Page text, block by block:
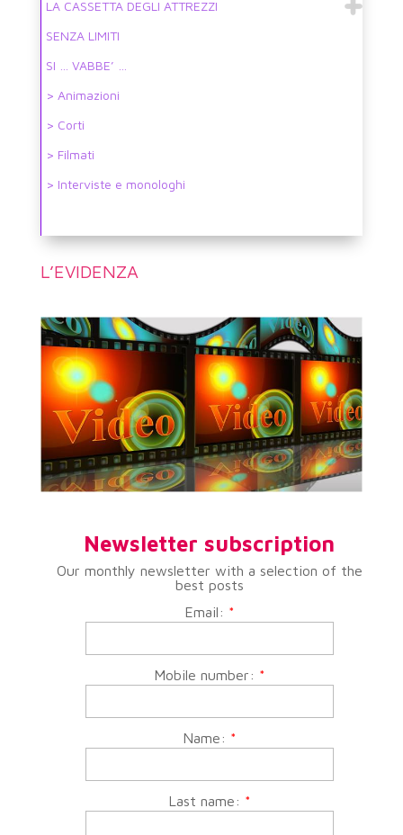
LA CASSETTA DEGLI ATTREZZI
SENZA LIMITI
SI … VABBE’ …
> Animazioni
> Corti
> Filmati
> Interviste e monologhi
L’EVIDENZA
Newsletter subscription
Our monthly newsletter with a selection of the
best posts
Email: *
Mobile number: *
Name: *
Last name: *